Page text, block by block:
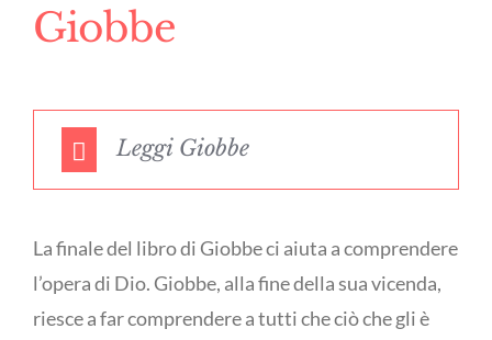
Giobbe
Leggi Giobbe
La finale del libro di Giobbe ci aiuta a comprendere
l’opera di Dio. Giobbe, alla fine della sua vicenda,
riesce a far comprendere a tutti che ciò che gli è